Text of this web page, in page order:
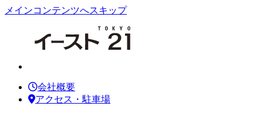
メインコンテンツへスキップ
会社概要
アクセス・駐車場